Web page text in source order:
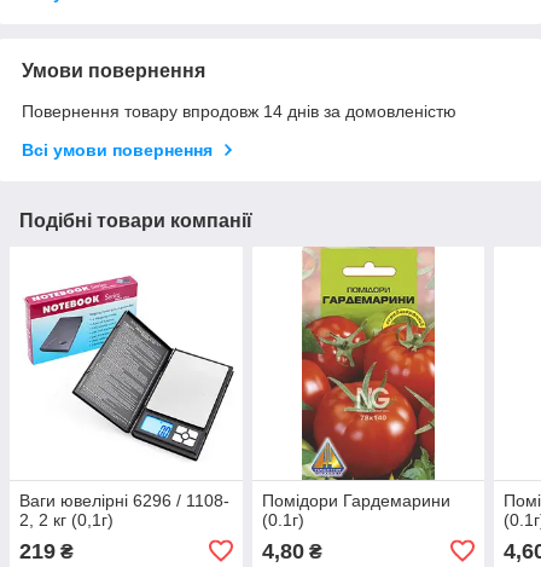
Умови повернення
Повернення товару впродовж 14 днів за домовленістю
Всі умови повернення
Подібні товари компанії
Ваги ювелірні 6296 / 1108-
2, 2 кг (0,1г)
219 ₴
Помідори Гардемарини
(0.1г)
4,80₴